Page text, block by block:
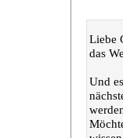
Liebe
das
Und